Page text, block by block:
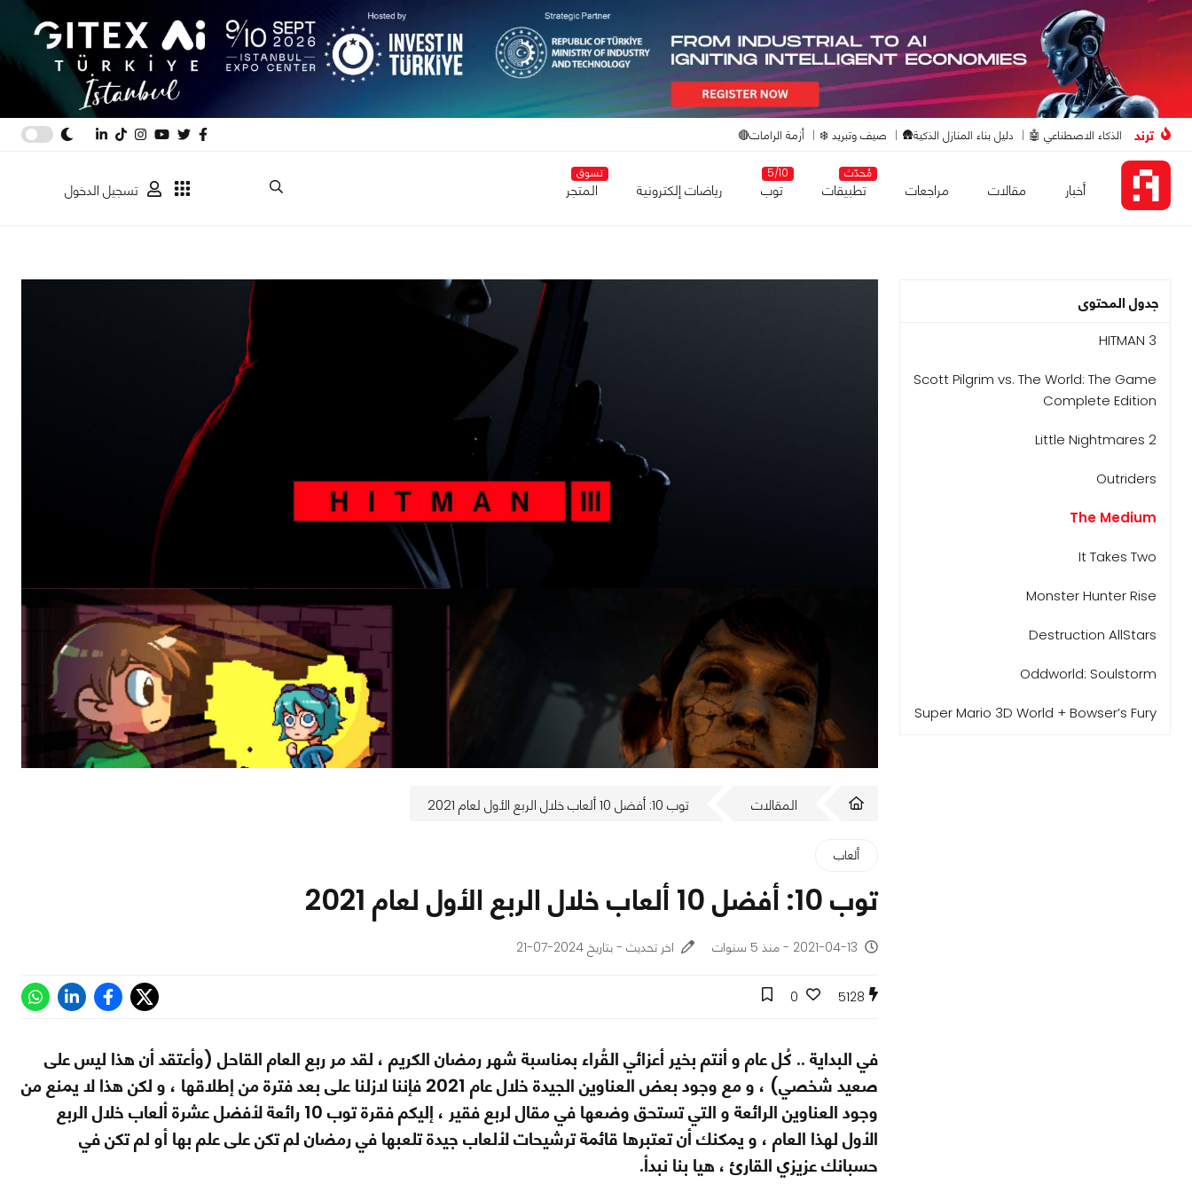
ترند الذكاء الاصطناعي 🤖 دليل بناء المنازل الذكية🛖 صيف وتبريد ❄️ أزمة الرامات🔴
أخبار مقالات مراجعات
مُحدّث
تطبيقات
5/10
توب رياضات إلكترونية
تسوق
المتجر تسجيل الدخول
جدول المحتوى
HITMAN 3
Scott Pilgrim vs. The World: The Game
Complete Edition
Little Nightmares 2
Outriders
The Medium
It Takes Two
Monster Hunter Rise
Destruction AllStars
Oddworld: Soulstorm
Super Mario 3D World + Bowser’s Fury
المقالات توب 10: أفضل 10 ألعاب خلال الربع الأول لعام 2021
ألعاب
توب 10: أفضل 10 ألعاب خلال الربع الأول لعام 2021
2021-04-13 - منذ 5 سنوات اخر تحديث - بتاريخ 2024-07-21
5128
0
في البداية .. كُل عام و أنتم بخير أعزائي القُراء بمناسبة شهر رمضان الكريم ، لقد مر ربع العام القاحل (وأعتقد أن هذا ليس على
صعيد شخصي) ، و مع وجود بعض العناوين الجيدة خلال عام 2021 فإننا لازلنا على بعد فترة من إطلاقها ، و لكن هذا لا يمنع من
وجود العناوين الرائعة و التي تستحق وضعها في مقال لربع فقير ، إليكم فقرة توب 10 رائعة لأفضل عشرة ألعاب خلال الربع
الأول لهذا العام ، و يمكنك أن تعتبرها قائمة ترشيحات لألعاب جيدة تلعبها في رمضان لم تكن على علم بها أو لم تكن في
حسبانك عزيزي القارئ ، هيا بنا نبدأ.